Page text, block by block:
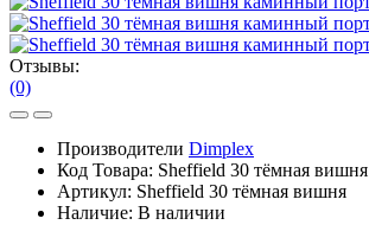
Отзывы:
(0)
Производители Dimplex
Код Товара: Sheffield 30 тёмная вишня
Артикул: Sheffield 30 тёмная вишня
Наличие: В наличии